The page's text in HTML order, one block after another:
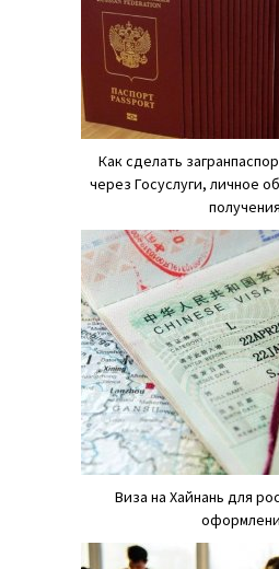
Как сделать
через Госуслуги, личное
получения
Виза на Хайнань для